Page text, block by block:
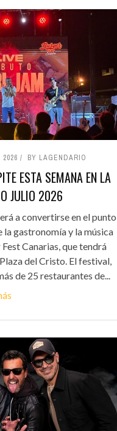
BY LAGENDARIO
ESTA SEMANA EN LA
JULIO 2026
a convertirse en el punto
la gastronomía y la música
Canarias, que tendrá
del Cristo. El festival,
de 25 restaurantes de...